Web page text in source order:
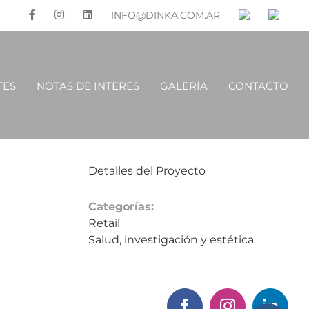
INFO@DINKA.COM.AR
NOTAS DE INTERÉS GALERÍA CONTACTO
Detalles del Proyecto
Categorías:
Retail
Salud, investigación y estética